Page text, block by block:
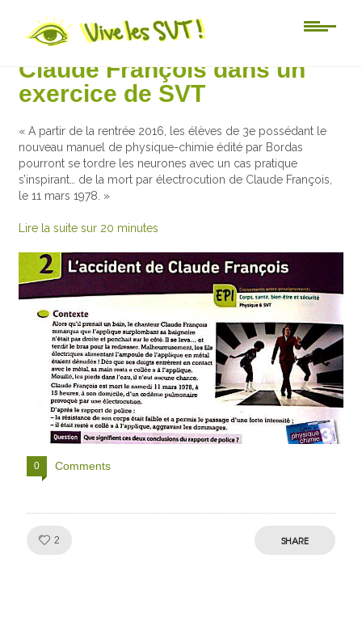
Humour
Claude François dans un
exercice de SVT
« A partir de la rentrée 2016, les élèves de 3e possédant le
nouveau manuel de physique-chimie édité par Bordas
pourront se tordre les neurones avec un cas pratique
s’inspirant… de la mort par électrocution de Claude François,
le 11 mars 1978. »
Lire la suite sur 20 minutes
0 Comments
2 SHARE